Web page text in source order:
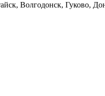
Волгодонск, Гуково,